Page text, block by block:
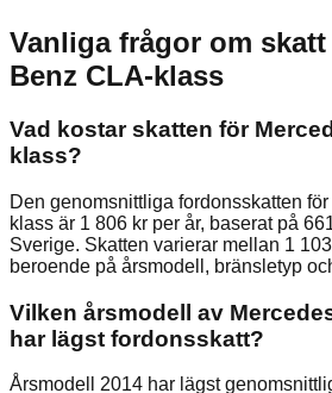
Vanliga frågor om
Benz CLA-klass
Vad kostar skatten för
klass?
Den genomsnittliga fordonsskatten
klass är 1 806 kr per år, baserat på
Sverige. Skatten varierar mellan 1
beroende på årsmodell, bränsletyp
Vilken årsmodell av
har lägst fordonsskatt?
Årsmodell 2014 har lägst